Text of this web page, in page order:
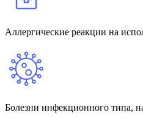
Аллергические реакции на
Болезни инфекционного типа,